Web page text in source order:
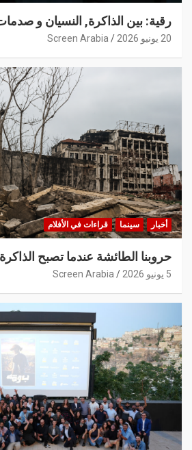
رقية: بين الذاكرة, النسيان و
20 يونيو 2026 Screen Arabia
أخبار سينما قراءات في الأفلام
حروبنا الطائشة عندما تصبح
5 يونيو 2026 Screen Arabia